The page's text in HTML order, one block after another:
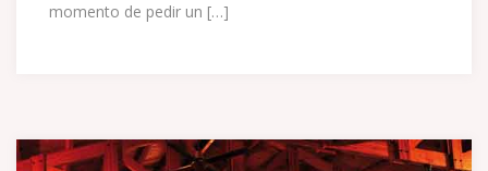
momento de pedir un […]